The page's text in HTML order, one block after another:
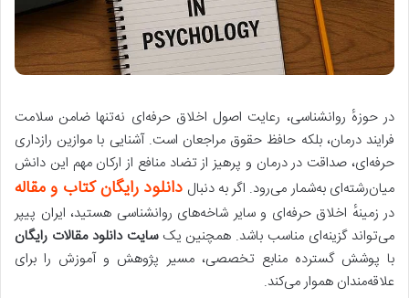
در حوزهٔ روانشناسی، رعایت اصول اخلاق حرفه‌ای نه‌تنها ضامن سلامت
فرایند درمان، بلکه حافظ حقوق مراجعان است. آشنایی با موازین رازداری
حرفه‌ای، صداقت در درمان و پرهیز از تضاد منافع از ارکان مهم این دانش
میان‌رشته‌ای به‌شمار می‌رود. اگر به دنبال دانلود رایگان کتاب و مقاله
در زمینهٔ اخلاق حرفه‌ای و سایر شاخه‌های روانشناسی هستید، ایران پیپر
می‌تواند گزینه‌ای مناسب باشد. همچنین یکسایت دانلود مقالات رایگان
با پوشش گسترده منابع تخصصی، مسیر پژوهش و آموزش را برای
علاقه‌مندان هموار می‌کند.